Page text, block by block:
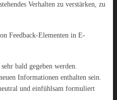
Verhalten zu verstärken, zu
Feedback-Elementen in E-
bald gegeben werden.
Informationen enthalten sein.
und einfühlsam formuliert